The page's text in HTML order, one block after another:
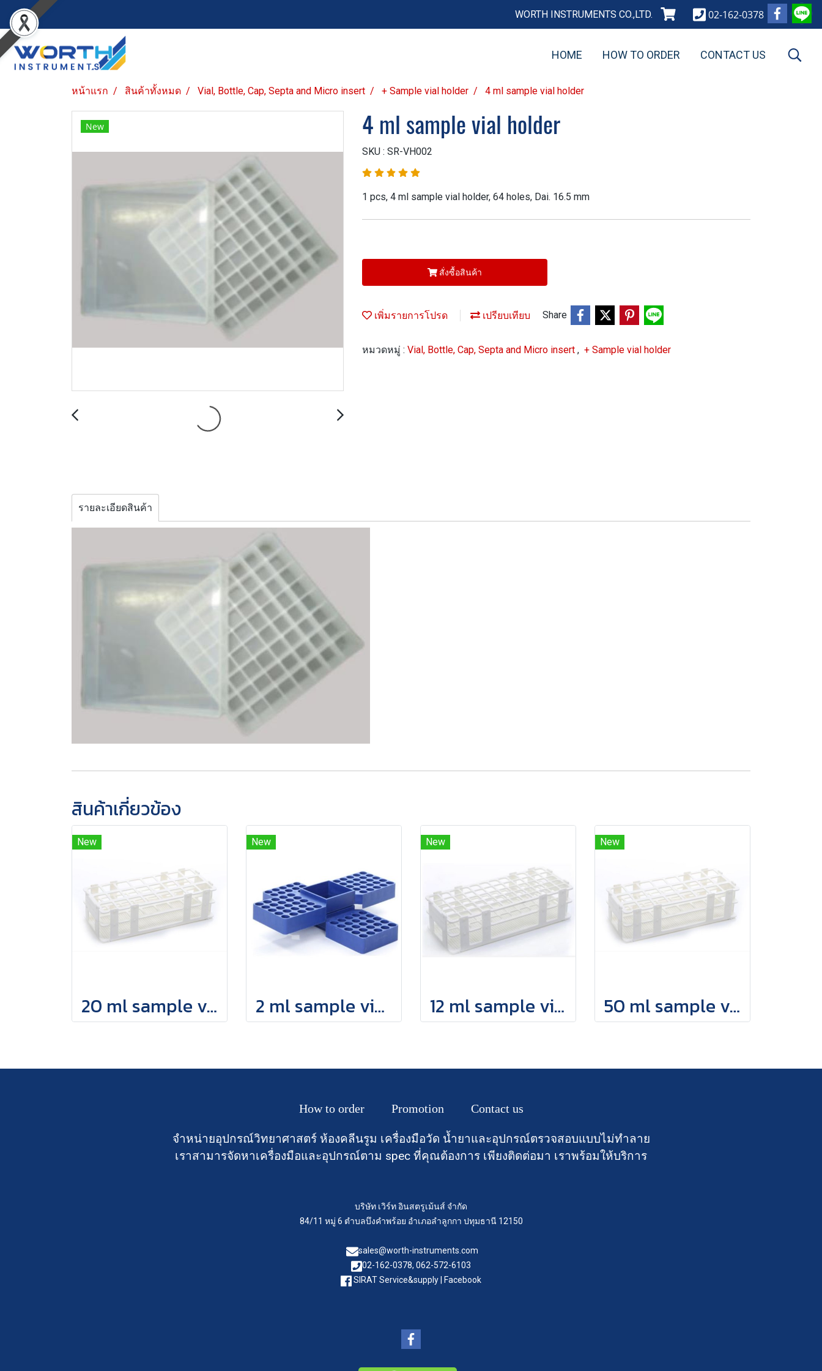
WORTH INSTRUMENTS CO.,LTD. 02-162-0378
HOME HOW TO ORDER CONTACT US
หน้าแรก สินค้าทั้งหมด Vial, Bottle, Cap, Septa and Micro insert + Sample vial holder 4 ml sample vial holder
New 4 ml sample vial holder
SKU : SR-VH002
1 pcs, 4 ml sample vial holder, 64 holes, Dai. 16.5 mm
สั่งซื้อสินค้า
เพิ่มรายการโปรด เปรียบเทียบ Share
หมวดหมู่ : Vial, Bottle, Cap, Septa and Micro insert , + Sample vial holder
รายละเอียดสินค้า
สินค้าเกี่ยวข้อง
New
20 ml sample vials holder
New
2 ml sample vial holder
New
12 ml sample vials holder
New
50 ml sample vials holder
How to order Promotion Contact us
จำหน่ายอุปกรณ์วิทยาศาสตร์ ห้องคลีนรูม เครื่องมือวัด น้ำยาและอุปกรณ์ตรวจสอบแบบไม่ทำลาย
เราสามารจัดหาเครื่องมือและอุปกรณ์ตาม spec ที่คุณต้องการ เพียงติดต่อมา เราพร้อมให้บริการ
บริษัท เวิร์ท อินสตรูเม้นส์ จำกัด
84/11 หมู่ 6 ตำบลบึงคำพร้อย อำเภอลำลูกกา ปทุมธานี 12150
sales@worth-instruments.com
02-162-0378, 062-572-6103
SIRAT Service&supply | Facebook